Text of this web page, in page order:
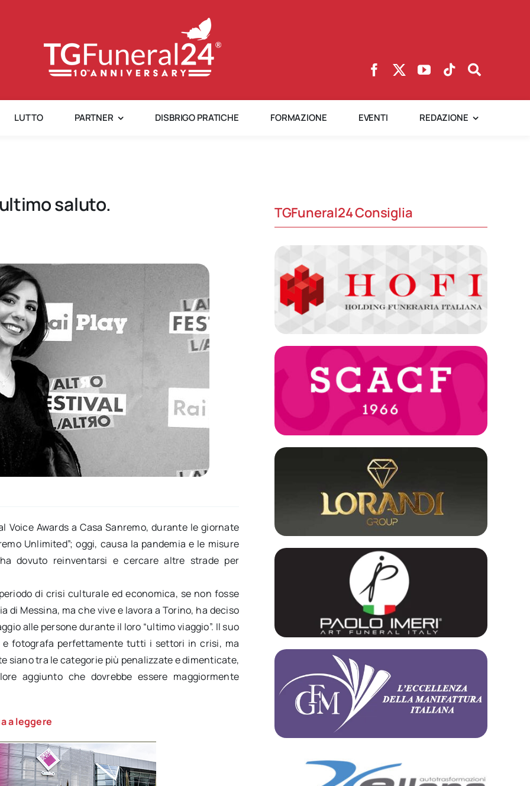
LUTTO PARTNER DISBRIGO PRATICHE FORMAZIONE EVENTI REDAZIONE
saluto.
Awards a Casa Sanremo, durante le giornate
Unlimited”; oggi, causa la pandemia e le misure
dovuto reinventarsi e cercare altre strade per
di crisi culturale ed economica, se non fosse
Messina, ma che vive e lavora a Torino, ha deciso
alle persone durante il loro “ultimo viaggio”. Il suo
e fotografa perfettamente tutti i settori in crisi, ma
siano tra le categorie più penalizzate e dimenticate,
aggiunto che dovrebbe essere maggiormente
a leggere
TGFuneral24 Consiglia